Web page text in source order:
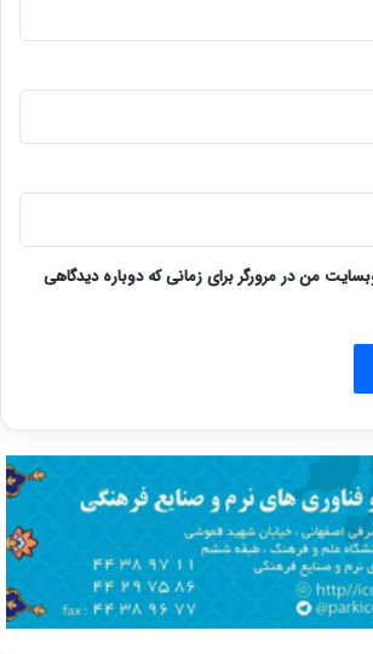
من در مرورگر برای زمانی که دوباره دیدگاهی